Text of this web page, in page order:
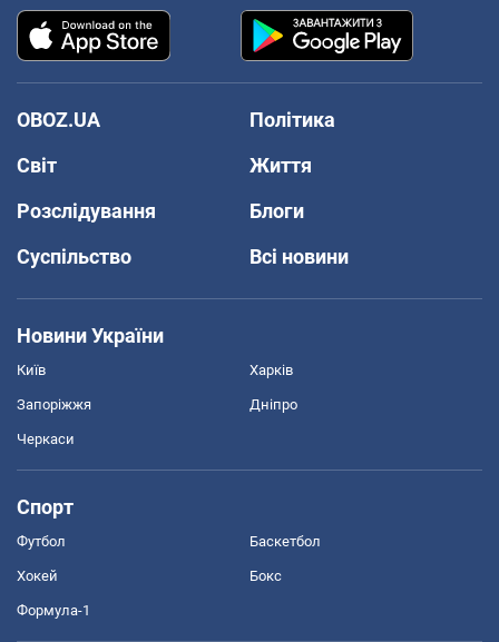
OBOZ.UA
Політика
Світ
Життя
Розслідування
Блоги
Суспільство
Всі новини
Новини України
Київ Харків
Запоріжжя Дніпро
Черкаси
Спорт
Футбол Баскетбол
Хокей Бокс
Формула-1